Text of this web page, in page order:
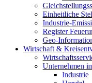
Einheitliche
Industrie-
Register
Geo-
Wirtschaft &
Unternehmen
Industrie